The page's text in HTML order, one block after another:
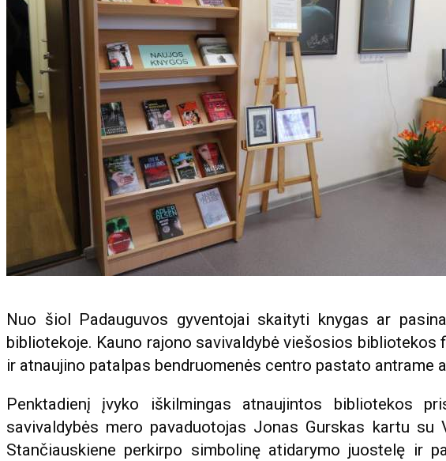
Nuo šiol Padauguvos gyventojai skaityti knygas ar
bibliotekoje. Kauno rajono savivaldybė viešosios bibliotekos
ir atnaujino patalpas bendruomenės centro pastato antrame
Penktadienį įvyko iškilmingas atnaujintos bibliotekos
savivaldybės mero pavaduotojas Jonas Gurskas kartu
Stančiauskiene perkirpo simbolinę atidarymo juostelę ir